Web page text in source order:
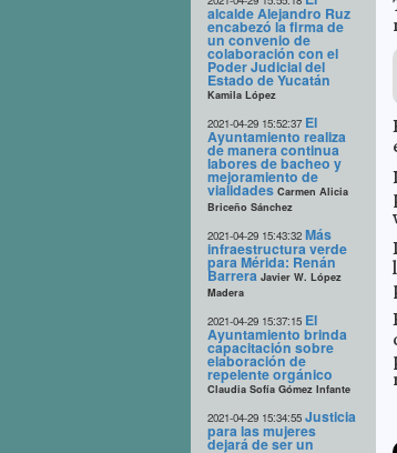
alcalde Alejandro Ruz
encabezó la firma de
un convenio de
colaboración con el
Poder Judicial del
Estado de Yucatán
Kamila López
2021-04-29 15:52:37 El
Ayuntamiento realiza
de manera continua
labores de bacheo y
mejoramiento de
vialidades Carmen Alicia
Briceño Sánchez
2021-04-29 15:43:32 Más
infraestructura verde
para Mérida: Renán
Barrera Javier W. López
Madera
2021-04-29 15:37:15 El
Ayuntamiento brinda
capacitación sobre
elaboración de
repelente orgánico
Claudia Sofía Gómez Infante
2021-04-29 15:34:55 Justicia
para las mujeres
dejará de ser un